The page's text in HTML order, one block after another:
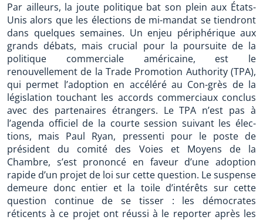
Par ailleurs, la joute politique bat son plein aux États-
Unis alors que les élections de mi-mandat se tiendront
dans quelques semaines. Un enjeu périphérique aux
grands débats, mais crucial pour la poursuite de la
politique commerciale américaine, est le
renouvellement de la Trade Promotion Authority (TPA),
qui permet l’adoption en accéléré au Con-grès de la
législation touchant les accords commerciaux conclus
avec des partenaires étrangers. Le TPA n’est pas à
l’agenda officiel de la courte session suivant les élec-
tions, mais Paul Ryan, pressenti pour le poste de
président du comité des Voies et Moyens de la
Chambre, s’est prononcé en faveur d’une adoption
rapide d’un projet de loi sur cette question. Le suspense
demeure donc entier et la toile d’intérêts sur cette
question continue de se tisser : les démocrates
réticents à ce projet ont réussi à le reporter après les